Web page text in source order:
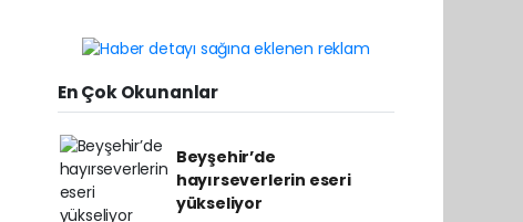
En Çok Okunanlar
Beyşehir’de
hayırseverlerin eseri
yükseliyor